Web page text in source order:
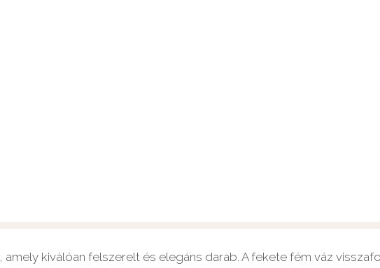
, amely kiválóan felszerelt és elegáns darab. A fekete fém váz